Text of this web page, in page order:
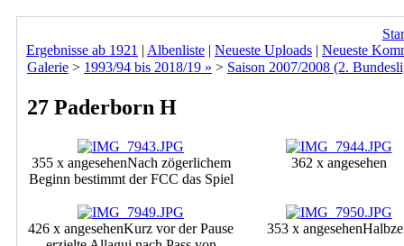
Ergebnisse ab 1921 | Albenliste | Neueste Uploads | Neueste
Galerie > 1993/94 bis 2018/19 » > Saison 2007/2008 (2.
27 Paderborn H
355 x angesehenNach zögerlichem
Beginn bestimmt der FCC das Spiel
362 x angesehen
426 x angesehenKurz vor der Pause
353 x angesehen